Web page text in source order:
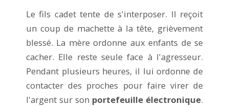
Le fils cadet tente de s'interposer. Il reçoit
un coup de machette à la tête, grièvement
blessé. La mère ordonne aux enfants de se
cacher. Elle reste seule face à l'agresseur.
Pendant plusieurs heures, il lui ordonne de
contacter des proches pour faire virer de
l'argent sur son portefeuille électronique.